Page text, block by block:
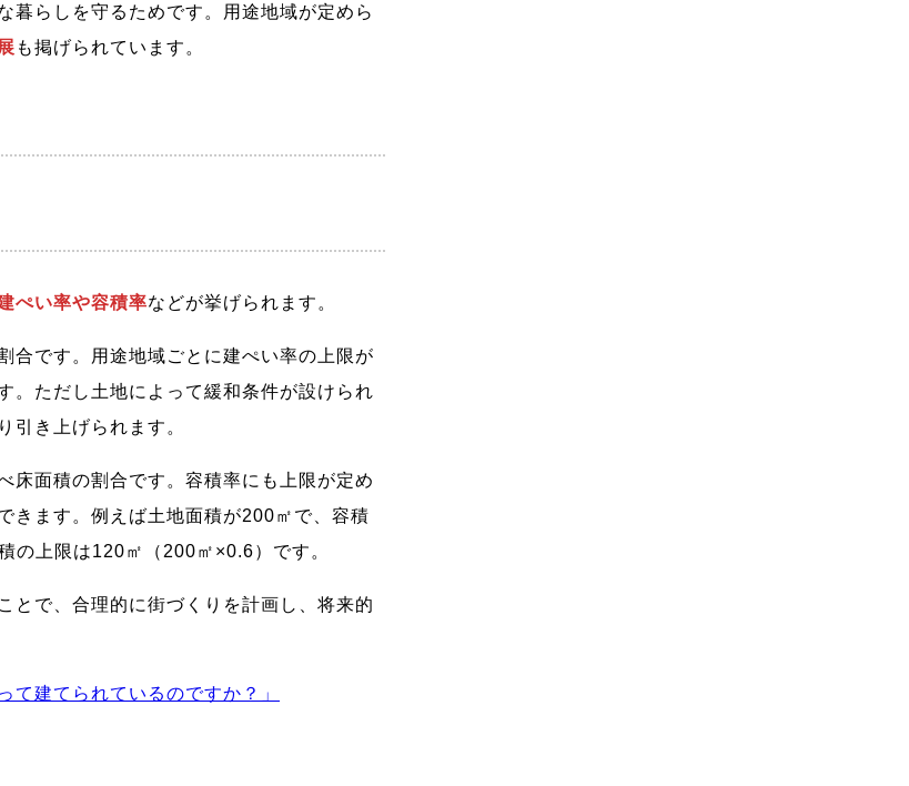
暮らしを守るためです。用途地域が定めら
も掲げられています。
ぺい率や容積率などが挙げられます。
合です。用途地域ごとに建ぺい率の上限が
。ただし土地によって緩和条件が設けられ
引き上げられます。
床面積の割合です。容積率にも上限が定め
きます。例えば土地面積が200㎡で、容積
の上限は120㎡（200㎡×0.6）です。
とで、合理的に街づくりを計画し、将来的
て建てられているのですか？」